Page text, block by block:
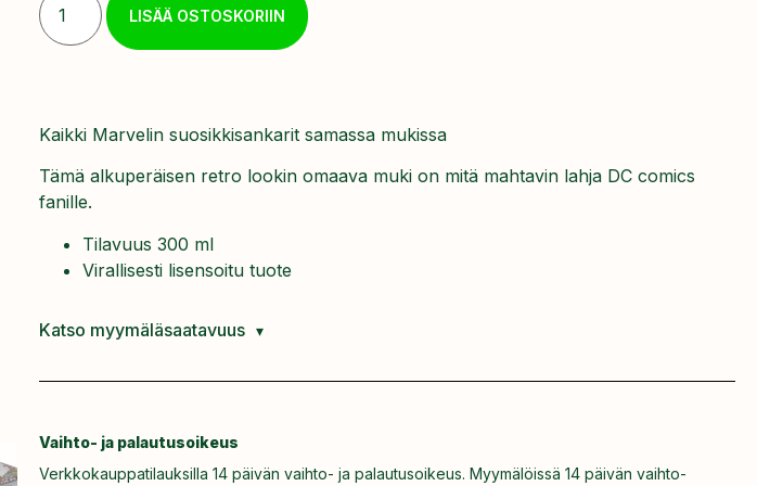
LISÄÄ OSTOSKORIIN
Kaikki Marvelin suosikkisankarit samassa mukissa
Tämä alkuperäisen retro lookin omaava muki on mitä mahtavin lahja DC comics
fanille.
Tilavuus 300 ml
Virallisesti lisensoitu tuote
Katso myymäläsaatavuus
Vaihto- ja palautusoikeus
Verkkokauppatilauksilla 14 päivän vaihto- ja palautusoikeus. Myymälöissä 14 päivän vaihto-